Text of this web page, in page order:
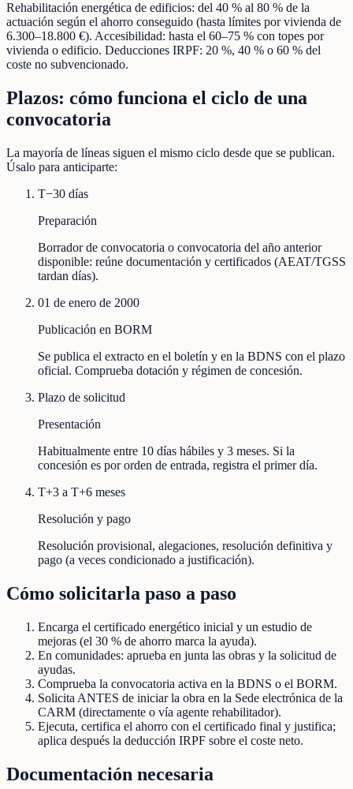
Rehabilitación energética de edificios: del 40 % al 80 % de la
actuación según el ahorro conseguido (hasta límites por vivienda de
6.300–18.800 €). Accesibilidad: hasta el 60–75 % con topes por
vivienda o edificio. Deducciones IRPF: 20 %, 40 % o 60 % del
coste no subvencionado.
Plazos: cómo funciona el ciclo de una
convocatoria
La mayoría de líneas siguen el mismo ciclo desde que se publican.
Úsalo para anticiparte:
T−30 días
Preparación
Borrador de convocatoria o convocatoria del año anterior
disponible: reúne documentación y certificados (AEAT/TGSS
tardan días).
01 de enero de 2000
Publicación en BORM
Se publica el extracto en el boletín y en la BDNS con el plazo
oficial. Comprueba dotación y régimen de concesión.
Plazo de solicitud
Presentación
Habitualmente entre 10 días hábiles y 3 meses. Si la
concesión es por orden de entrada, registra el primer día.
T+3 a T+6 meses
Resolución y pago
Resolución provisional, alegaciones, resolución definitiva y
pago (a veces condicionado a justificación).
Cómo solicitarla paso a paso
Encarga el certificado energético inicial y un estudio de
mejoras (el 30 % de ahorro marca la ayuda).
En comunidades: aprueba en junta las obras y la solicitud de
ayudas.
Comprueba la convocatoria activa en la BDNS o el BORM.
Solicita ANTES de iniciar la obra en la Sede electrónica de la
CARM (directamente o vía agente rehabilitador).
Ejecuta, certifica el ahorro con el certificado final y justifica;
aplica después la deducción IRPF sobre el coste neto.
Documentación necesaria